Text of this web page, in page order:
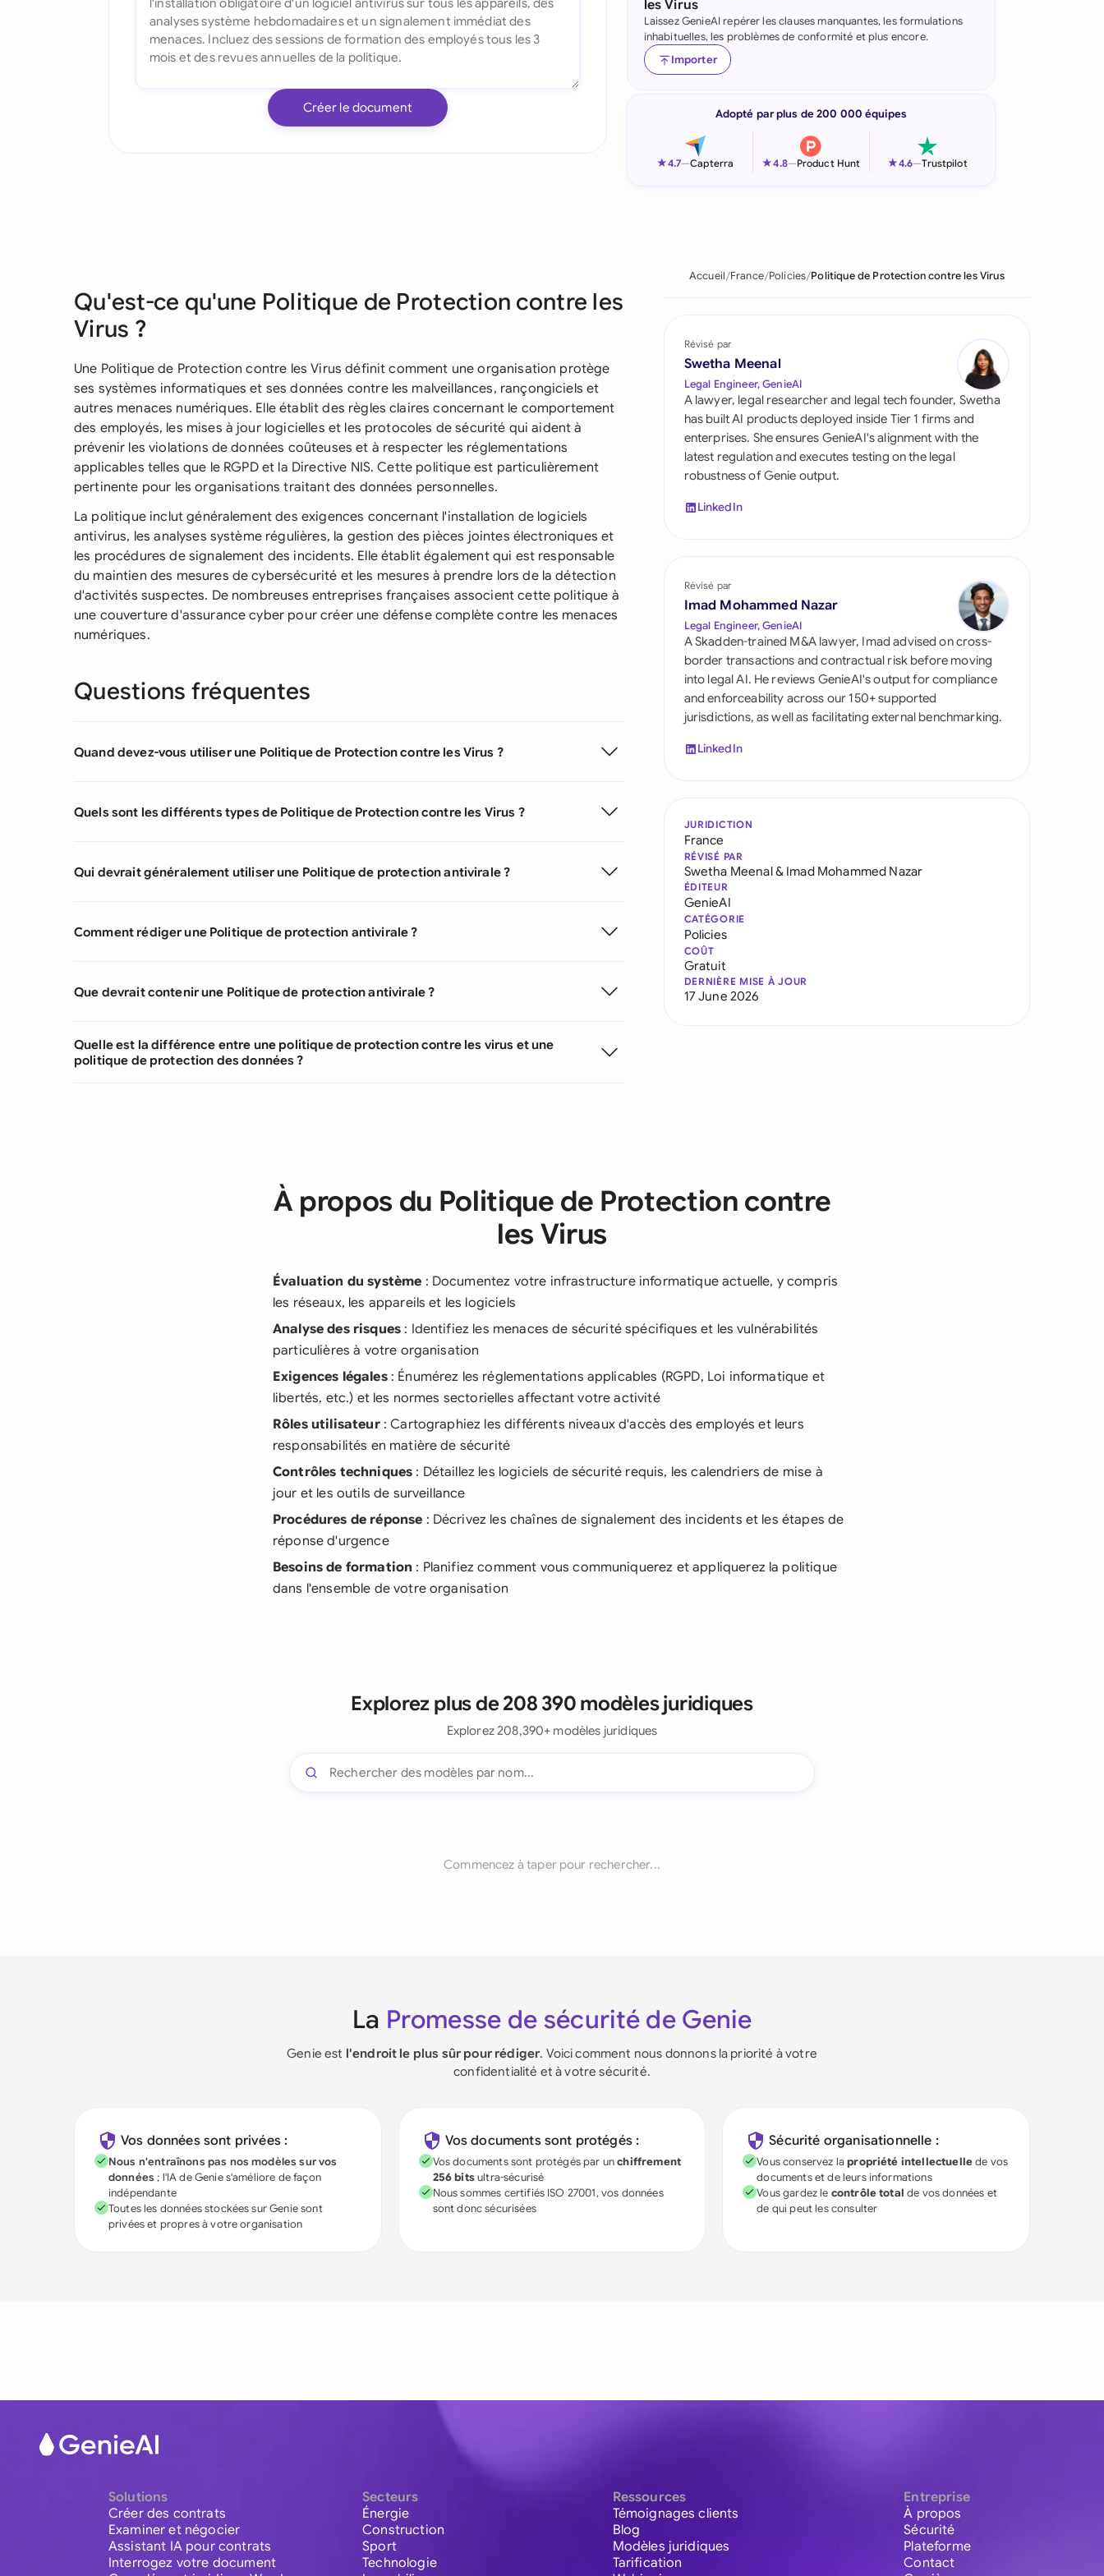
Indonesia
Ireland
Netherlands
South Africa
Switzerland
United Kingdom
United States
Créer le document
les Virus
Laissez GenieAI repérer les clauses manquantes, les formulations
inhabituelles, les problèmes de conformité et plus encore.
Importer
Adopté par plus de 200 000 équipes
★4.7—Capterra ★4.8—Product Hunt ★4.6—Trustpilot
Qu'est-ce qu'une Politique de Protection contre les
Virus ?
Une Politique de Protection contre les Virus définit comment une organisation protège
ses systèmes informatiques et ses données contre les malveillances, rançongiciels et
autres menaces numériques. Elle établit des règles claires concernant le comportement
des employés, les mises à jour logicielles et les protocoles de sécurité qui aident à
prévenir les violations de données coûteuses et à respecter les réglementations
applicables telles que le RGPD et la Directive NIS. Cette politique est particulièrement
pertinente pour les organisations traitant des données personnelles.
La politique inclut généralement des exigences concernant l'installation de logiciels
antivirus, les analyses système régulières, la gestion des pièces jointes électroniques et
les procédures de signalement des incidents. Elle établit également qui est responsable
du maintien des mesures de cybersécurité et les mesures à prendre lors de la détection
d'activités suspectes. De nombreuses entreprises françaises associent cette politique à
une couverture d'assurance cyber pour créer une défense complète contre les menaces
numériques.
Questions fréquentes
Quand devez-vous utiliser une Politique de Protection contre les Virus ?
Quels sont les différents types de Politique de Protection contre les Virus ?
Qui devrait généralement utiliser une Politique de protection antivirale ?
Comment rédiger une Politique de protection antivirale ?
Que devrait contenir une Politique de protection antivirale ?
Quelle est la différence entre une politique de protection contre les virus et une
politique de protection des données ?
Accueil France Policies Politique de Protection contre les Virus
Révisé par
Swetha Meenal
Legal Engineer, GenieAI
A lawyer, legal researcher and legal tech founder, Swetha
has built AI products deployed inside Tier 1 firms and
enterprises. She ensures GenieAI's alignment with the
latest regulation and executes testing on the legal
robustness of Genie output.
LinkedIn
Révisé par
Imad Mohammed Nazar
Legal Engineer, GenieAI
A Skadden-trained M&A lawyer, Imad advised on cross-
border transactions and contractual risk before moving
into legal AI. He reviews GenieAI's output for compliance
and enforceability across our 150+ supported
jurisdictions, as well as facilitating external benchmarking.
LinkedIn
JURIDICTION
France
RÉVISÉ PAR
Swetha Meenal& Imad Mohammed Nazar
ÉDITEUR
GenieAI
CATÉGORIE
Policies
COÛT
Gratuit
DERNIÈRE MISE À JOUR
17 June 2026
À propos du Politique de Protection contre
les Virus
Évaluation du système : Documentez votre infrastructure informatique actuelle, y compris
les réseaux, les appareils et les logiciels
Analyse des risques : Identifiez les menaces de sécurité spécifiques et les vulnérabilités
particulières à votre organisation
Exigences légales: Énumérez les réglementations applicables (RGPD, Loi informatique et
libertés, etc.) et les normes sectorielles affectant votre activité
Rôles utilisateur: Cartographiez les différents niveaux d'accès des employés et leurs
responsabilités en matière de sécurité
Contrôles techniques : Détaillez les logiciels de sécurité requis, les calendriers de mise à
jour et les outils de surveillance
Procédures de réponse : Décrivez les chaînes de signalement des incidents et les étapes de
réponse d'urgence
Besoins de formation : Planifiez comment vous communiquerez et appliquerez la politique
dans l'ensemble de votre organisation
Explorez plus de 208 390 modèles juridiques
Explorez 208,390+ modèles juridiques
Commencez à taper pour rechercher...
La Promesse de sécurité de Genie
Genie est l'endroit le plus sûr pour rédiger. Voici comment nous donnons la priorité à votre
confidentialité et à votre sécurité.
Vos données sont privées :
Nous n'entraînons pas nos modèles sur vos
données ; l'IA de Genie s'améliore de façon
indépendante
Toutes les données stockées sur Genie sont
privées et propres à votre organisation
Vos documents sont protégés :
Vos documents sont protégés par unchiffrement
256 bitsultra-sécurisé
Nous sommes certifiés ISO 27001, vos données
sont donc sécurisées
Sécurité organisationnelle :
Vous conservez lapropriété intellectuellede vos
documents et de leurs informations
Vous gardez le contrôle total de vos données et
de qui peut les consulter
Solutions
Créer des contrats
Examiner et négocier
Assistant IA pour contrats
Interrogez votre document
Secteurs
Énergie
Construction
Sport
Technologie
Ressources
Témoignages clients
Blog
Modèles juridiques
Tarification
Entreprise
À propos
Sécurité
Plateforme
Contact